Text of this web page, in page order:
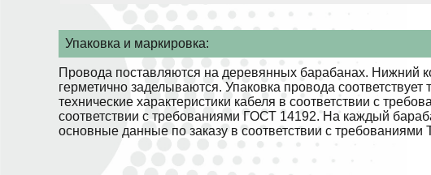
Упаковка и маркировка:
Провода поставляются на деревянных барабанах. Нижний
герметично заделываются. Упаковка провода
технические характеристики кабеля в соответствии с
соответствии с требованиями ГОСТ 14192. На каждый
основные данные по заказу в соответствии с требованиями